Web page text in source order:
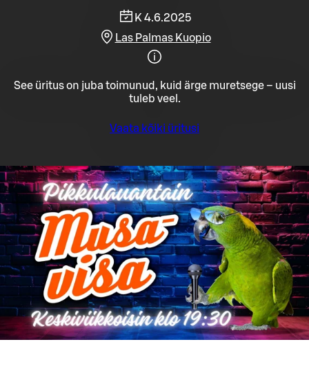
K 4.6.2025
Las Palmas Kuopio
See üritus on juba toimunud, kuid ärge muretsege – uusi
tuleb veel.
Vaata kõiki üritusi